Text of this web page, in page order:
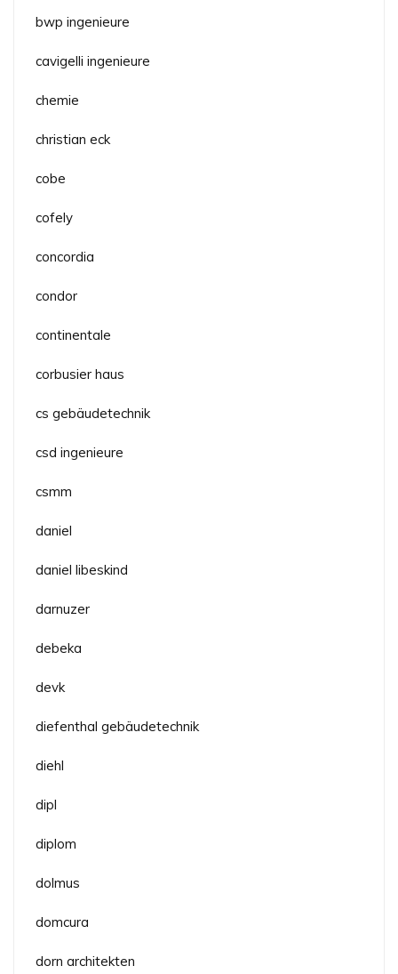
bwp ingenieure
cavigelli ingenieure
chemie
christian eck
cobe
cofely
concordia
condor
continentale
corbusier haus
cs gebäudetechnik
csd ingenieure
csmm
daniel
daniel libeskind
darnuzer
debeka
devk
diefenthal gebäudetechnik
diehl
dipl
diplom
dolmus
domcura
dorn architekten